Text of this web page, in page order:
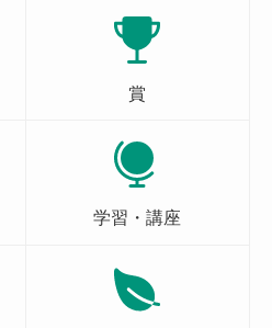
賞
学習・講座